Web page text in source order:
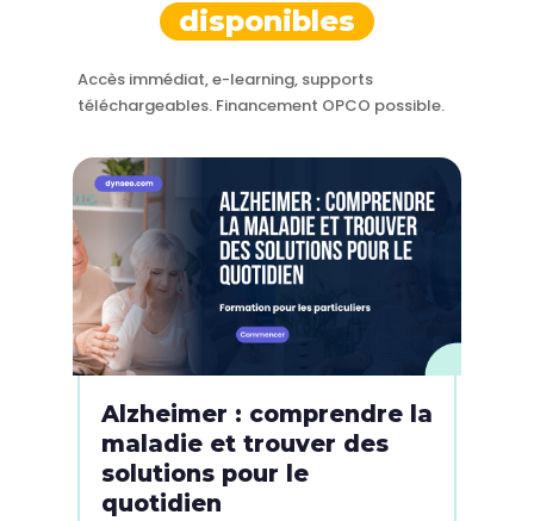
disponibles
Accès immédiat, e-learning, supports
téléchargeables. Financement OPCO possible.
Alzheimer : comprendre la
maladie et trouver des
solutions pour le
quotidien